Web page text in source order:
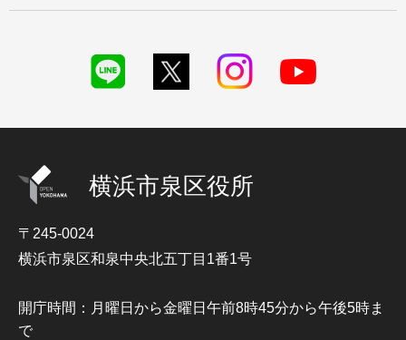
横浜市泉区役所
〒245-0024
横浜市泉区和泉中央北五丁目1番1号
開庁時間：月曜日から金曜日午前8時45分から午後5時ま
で